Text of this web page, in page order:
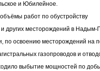
и Юбилейное.
работ по обустройству
и других месторождений в Надым-
по освоению месторождений на
газопроводов и
выбытие мощностей по